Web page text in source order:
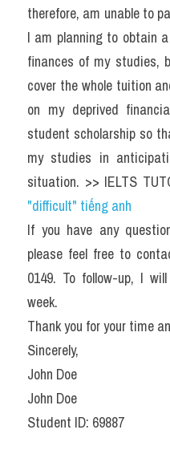
therefore, am unable to
I am planning to obtain
finances of my studies,
cover the whole tuition
on my deprived
student scholarship so
my studies in
situation. >> IELTS
"difficult" tiếng anh
If you have any
please feel free to
0149. To follow-up, I
week.
Thank you for your time
Sincerely,
John Doe
John Doe
Student ID: 69887